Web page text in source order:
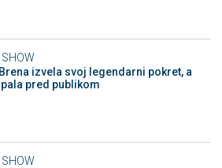
SHOW
izvela svoj legendarni pokret, a
pred publikom
SHOW